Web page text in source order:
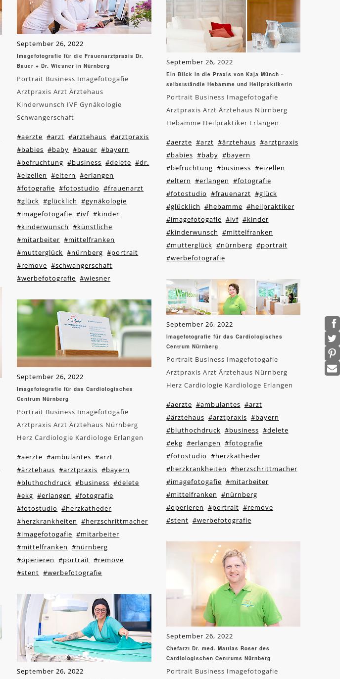
September 26, 2022
Imagefotografie für die Frauenarztpraxis Dr.
Bauer + Dr. Wiesner in Nürnberg
Portrait Business Imagefotogafie
Arztpraxis Arzt Ärztehaus
Kinderwunsch IVF Gynäkologie
Schwangerschaft
#aerzte #arzt #ärztehaus #arztpraxis
#babies #baby #bauer #bayern
#befruchtung #business #delete #dr.
#eizellen #eltern #erlangen
#fotografie #fotostudio #frauenarzt
#glück #glücklich #gynäkologie
#imagefotogafie #ivf #kinder
#kinderwunsch #künstliche
#mitarbeiter #mittelfranken
#mutterglück #nürnberg #portrait
#remove #schwangerschaft
#werbefotografie #wiesner
September 26, 2022
Imagefotografie für das Cardiologisches
Centrum Nürnberg
Portrait Business Imagefotogafie
Arztpraxis Arzt Ärztehaus Nürnberg
Herz Cardiologie Kardiologe Erlangen
#aerzte #ambulantes #arzt
#ärztehaus #arztpraxis #bayern
#bluthochdruck #business #delete
#ekg #erlangen #fotografie
#fotostudio #herzkatheder
#herzkrankheiten #herzschrittmacher
#imagefotogafie #mitarbeiter
#mittelfranken #nürnberg
#operieren #portrait #remove
#stent #werbefotografie
September 26, 2022
September 26, 2022
Ein Blick in die Praxis von Kaja Münch -
selbstständie Hebamme und Heilpraktikerin
Portrait Business Imagefotogafie
Arztpraxis Arzt Ärztehaus Nürnberg
Hebamme Heilpraktiker Erlangen
#aerzte #arzt #ärztehaus #arztpraxis
#babies #baby #bayern
#befruchtung #business #eizellen
#eltern #erlangen #fotografie
#fotostudio #frauenarzt #glück
#glücklich #hebamme #heilpraktiker
#imagefotogafie #ivf #kinder
#kinderwunsch #mittelfranken
#mutterglück #nürnberg #portrait
#werbefotografie
September 26, 2022
Imagefotografie für das Cardiologisches
Centrum Nürnberg
Portrait Business Imagefotogafie
Arztpraxis Arzt Ärztehaus Nürnberg
Herz Cardiologie Kardiologe Erlangen
#aerzte #ambulantes #arzt
#ärztehaus #arztpraxis #bayern
#bluthochdruck #business #delete
#ekg #erlangen #fotografie
#fotostudio #herzkatheder
#herzkrankheiten #herzschrittmacher
#imagefotogafie #mitarbeiter
#mittelfranken #nürnberg
#operieren #portrait #remove
#stent #werbefotografie
September 26, 2022
Chefarzt Dr. med. Mattias Roser des
Cardiologischen Centrums Nürnberg
Portrait Business Imagefotogafie